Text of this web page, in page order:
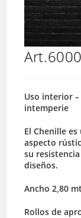
Uso interior
intemperie
El Chenille
aspecto
su
diseños.
Ancho 2,80
Rollos de